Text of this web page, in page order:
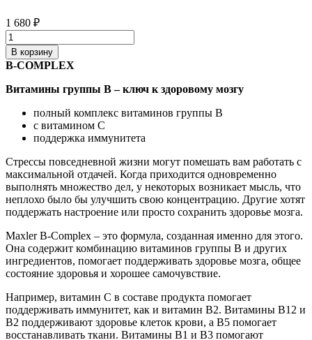
1 680 ₽
В корзину
B-COMPLEX
Витамины группы B – ключ к здоровому мозгу
полный комплекс витаминов группы В
с витамином C
поддержка иммунитета
Стрессы повседневной жизни могут помешать вам работать с
максимальной отдачей. Когда приходится одновременно
выполнять множество дел, у некоторых возникает мысль, что
неплохо было бы улучшить свою концентрацию. Другие хотят
поддержать настроение или просто сохранить здоровье мозга.
Maxler B-Complex – это формула, созданная именно для этого.
Она содержит комбинацию витаминов группы В и других
ингредиентов, помогает поддерживать здоровье мозга, общее
состояние здоровья и хорошее самочувствие.
Например, витамин С в составе продукта помогает
поддерживать иммунитет, как и витамин В2. Витамины В12 и
В2 поддерживают здоровье клеток крови, а В5 помогает
восстанавливать ткани. Витамины B1 и B3 помогают